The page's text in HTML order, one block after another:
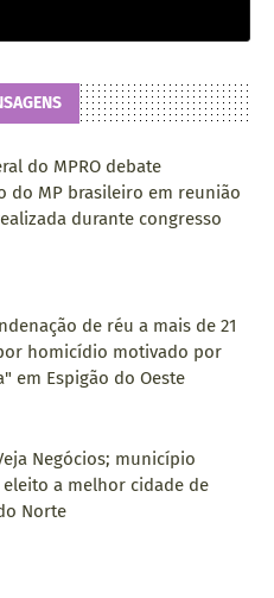
do MPRO debate
do MP brasileiro em reunião
durante congresso
de réu a mais de 21
homicídio motivado por
em Espigão do Oeste
Negócios; município
a melhor cidade de
Norte